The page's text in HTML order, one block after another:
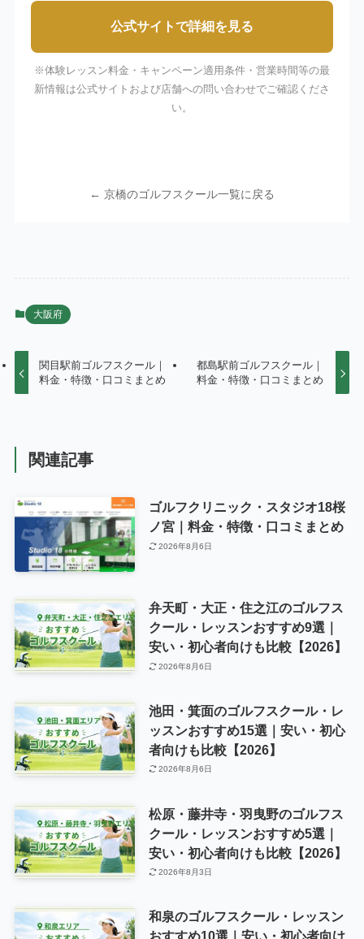
公式サイトで詳細を見る
※体験レッスン料金・キャンペーン適用条件・営業時間等の最
新情報は公式サイトおよび店舗への問い合わせでご確認くださ
い。
← 京橋のゴルフスクール一覧に戻る
大阪府
関目駅前ゴルフスクール｜
料金・特徴・口コミまとめ
都島駅前ゴルフスクール｜
料金・特徴・口コミまとめ
関連記事
ゴルフクリニック・スタジオ18桜
ノ宮｜料金・特徴・口コミまとめ
2026年8月6日
弁天町・大正・住之江のゴルフス
クール・レッスンおすすめ9選｜
安い・初心者向けも比較【2026】
2026年8月6日
池田・箕面のゴルフスクール・レ
ッスンおすすめ15選｜安い・初心
者向けも比較【2026】
2026年8月6日
松原・藤井寺・羽曳野のゴルフス
クール・レッスンおすすめ5選｜
安い・初心者向けも比較【2026】
2026年8月3日
和泉のゴルフスクール・レッスン